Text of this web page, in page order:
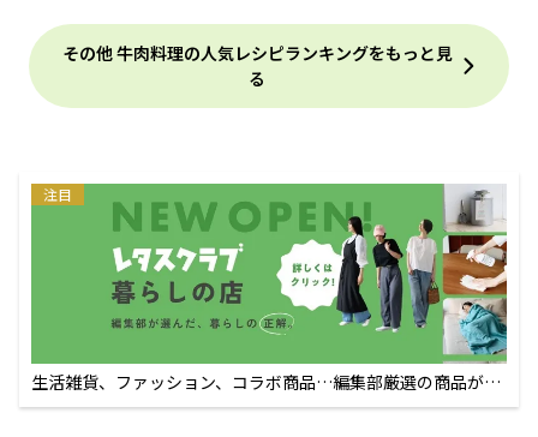
その他 牛肉料理の人気レシピランキングをもっと見
る
注目
生活雑貨、ファッション、コラボ商品…編集部厳選の商品が買
えるECサイト